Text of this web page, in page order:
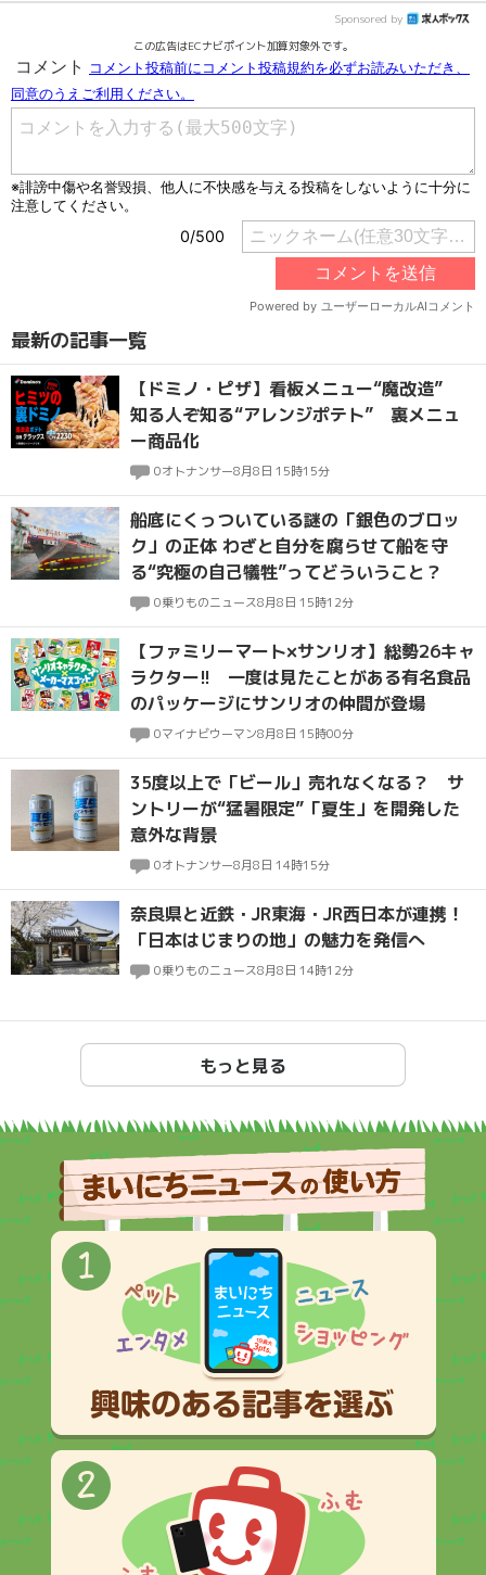
Sponsored by
この広告はECナビポイント加算対象外です。
最新の記事一覧
【ドミノ・ピザ】看板メニュー“魔改造”
知る人ぞ知る“アレンジポテト” 裏メニュ
ー商品化
0オトナンサー8月8日 15時15分
船底にくっついている謎の「銀色のブロッ
ク」の正体 わざと自分を腐らせて船を守
る“究極の自己犠牲”ってどういうこと？
0乗りものニュース8月8日 15時12分
【ファミリーマート×サンリオ】総勢26キャ
ラクター!! 一度は見たことがある有名食品
のパッケージにサンリオの仲間が登場
0マイナビウーマン8月8日 15時00分
35度以上で「ビール」売れなくなる？ サ
ントリーが“猛暑限定”「夏生」を開発した
意外な背景
0オトナンサー8月8日 14時15分
奈良県と近鉄・JR東海・JR西日本が連携！
「日本はじまりの地」の魅力を発信へ
0乗りものニュース8月8日 14時12分
もっと見る